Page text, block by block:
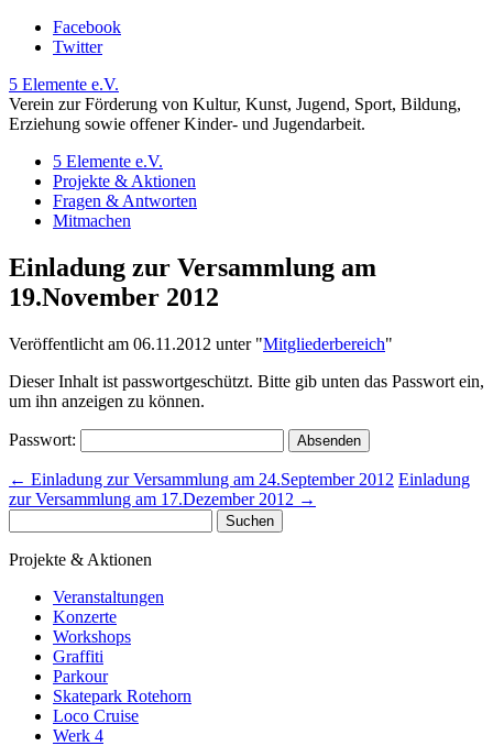
Facebook
Twitter
5 Elemente e.V.
Verein zur Förderung von Kultur, Kunst, Jugend, Sport, Bildung,
Erziehung sowie offener Kinder- und Jugendarbeit.
5 Elemente e.V.
Projekte & Aktionen
Fragen & Antworten
Mitmachen
Einladung zur Versammlung am
19.November 2012
Veröffentlicht am 06.11.2012 unter "Mitgliederbereich"
Dieser Inhalt ist passwortgeschützt. Bitte gib unten das Passwort ein,
um ihn anzeigen zu können.
Passwort:
← Einladung zur Versammlung am 24.September 2012 Einladung
zur Versammlung am 17.Dezember 2012 →
nach:
Projekte & Aktionen
Veranstaltungen
Konzerte
Workshops
Graffiti
Parkour
Skatepark Rotehorn
Loco Cruise
Werk 4